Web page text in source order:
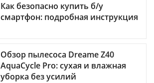
Как безопасно купить б/у
смартфон: подробная инструкция
Обзор пылесоса Dreame Z40
AquaCycle Pro: сухая и влажная
уборка без усилий